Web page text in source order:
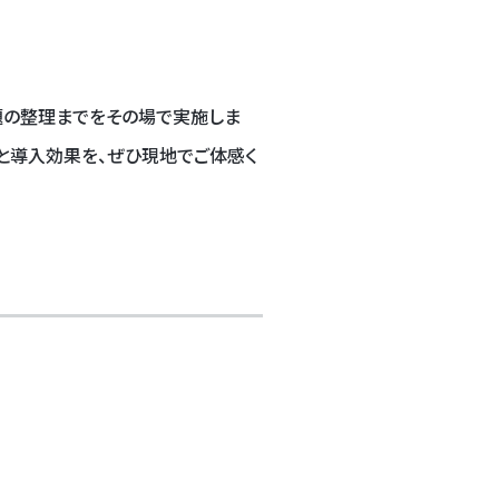
整理までをその場で実施しま
入効果を、ぜひ現地でご体感く